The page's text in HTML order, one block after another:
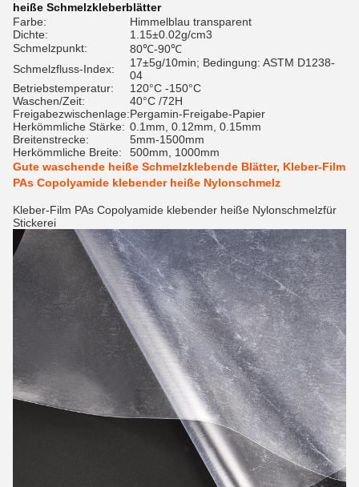
heiße Schmelzkleberblätter
Farbe:
Himmelblau transparent
Dichte:
1.15±0.02g/cm3
Schmelzpunkt:
80℃-90℃
Schmelzfluss-Index:
17±5g/10min; Bedingung: ASTM D1238-
04
Betriebstemperatur:
120°C -150°C
Waschen/Zeit:
40°C /72H
Freigabezwischenlage:Pergamin-Freigabe-Papier
Herkömmliche Stärke: 0.1mm, 0.12mm, 0.15mm
Breitenstrecke:
5mm-1500mm
Herkömmliche Breite:
500mm, 1000mm
Gute waschende heiße Schmelzklebende Blätter, Kleber-Film
PAs Copolyamide klebender heiße Nylonschmelz
Kleber-Film PAs Copolyamide klebender heiße Nylonschmelzfür
Stickerei